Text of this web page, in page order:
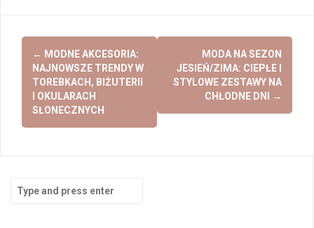
Post
navigation
← MODNE AKCESORIA:
NAJNOWSZE TRENDY W
TOREBKACH, BIŻUTERII
I OKULARACH
SŁONECZNYCH
MODA NA SEZON
JESIEŃ/ZIMA: CIEPŁE I
STYLOWE ZESTAWY NA
CHŁODNE DNI
→
Search
for: